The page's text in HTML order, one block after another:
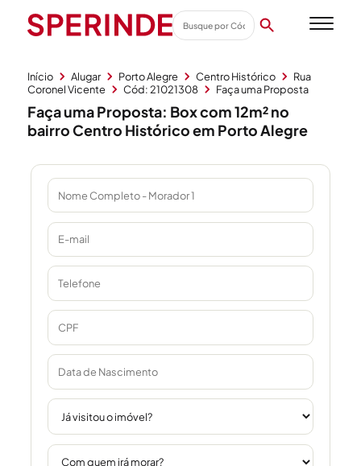
Início Alugar Porto Alegre Centro Histórico
Rua
Coronel Vicente
Cód: 21021308 Faça uma Proposta
Faça uma Proposta: Box com 12m² no
bairro Centro Histórico em Porto Alegre